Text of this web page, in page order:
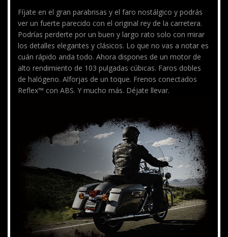
Fíjate en el gran parabrisas y el faro nostálgico y podrás
ver un fuerte parecido con el original rey de la carretera.
Podrías perderte por un buen y largo rato solo con mirar
los detalles elegantes y clásicos. Lo que no vas a notar es
cuán rápido anda todo. Ahora dispones de un motor de
alto rendimiento de 103 pulgadas cúbicas. Faros dobles
de halógeno. Alforjas de un toque. Frenos conectados
Reflex™ con ABS. Y mucho más. Déjate llevar.